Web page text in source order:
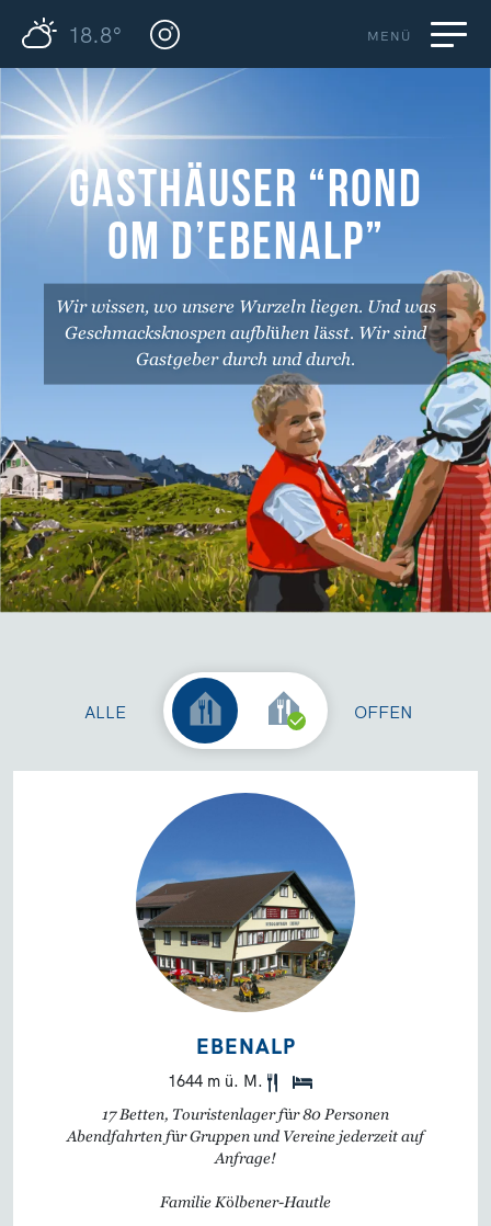
18.8° MENÜ
GASTHÄUSER “ROND
OM D’EBENALP”
Wir wissen, wo unsere Wurzeln liegen. Und was
Geschmacksknospen aufblühen lässt. Wir sind
Gastgeber durch und durch.
ALLE OFFEN
EBENALP
1644 m ü. M.
17 Betten, Touristenlager für 80 Personen
Abendfahrten für Gruppen und Vereine jederzeit auf
Anfrage!
Familie Kölbener-Hautle